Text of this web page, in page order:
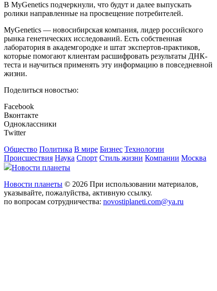
В MyGenetics подчеркнули, что будут и далее выпускать
ролики направленные на просвещение потребителей.
MyGenetics — новосибирская компания, лидер российского
рынка генетических исследований. Есть собственная
лаборатория в академгородке и штат экспертов-практиков,
которые помогают клиентам расшифровать результаты ДНК-
теста и научиться применять эту информацию в повседневной
жизни.
Поделиться новостью:
Facebook
Вконтакте
Одноклассники
Twitter
Общество Политика В мире Бизнес Технологии
Происшествия Наука Спорт Стиль жизни Компании Москва
Новости планеты
Новости планеты © 2026 При использовании материалов,
указывайте, пожалуйства, активную ссылку.
по вопросам сотрудничества: novostiplaneti.com@ya.ru